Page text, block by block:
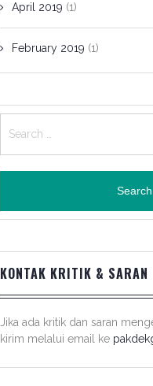
April 2019 (1)
February 2019 (1)
for:
KONTAK KRITIK & SARAN
Jika ada kritik dan saran
kirim melalui email ke